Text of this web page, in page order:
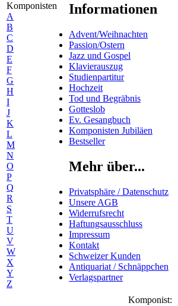
Komponisten
A
B
C
D
E
F
G
H
I
J
K
L
M
N
O
P
Q
R
S
T
U
V
W
X
Y
Z
Informationen
Advent/Weihnachten
Passion/Ostern
Jazz und Gospel
Klavierauszug
Studienpartitur
Hochzeit
Tod und Begräbnis
Gotteslob
Ev. Gesangbuch
Komponisten Jubiläen
Bestseller
Mehr über...
Privatsphäre / Datenschutz
Unsere AGB
Widerrufsrecht
Haftungsausschluss
Impressum
Kontakt
Schweizer Kunden
Antiquariat / Schnäppchen
Verlagspartner
Komponist: